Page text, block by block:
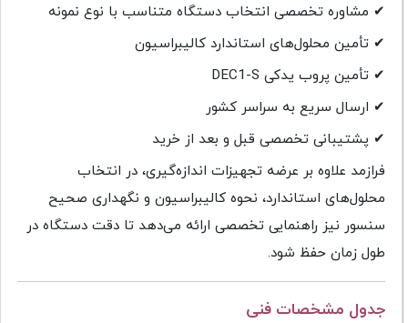
✔ مشاوره تخصصی انتخاب دستگاه متناسب با نوع نمونه
✔ تأمین محلول‌های استاندارد کالیبراسیون
✔ تأمین پروب یدکی DEC1-S
✔ ارسال سریع به سراسر کشور
✔ پشتیبانی تخصصی قبل و بعد از خرید
فرازمد علاوه بر عرضه تجهیزات اندازه‌گیری، در انتخاب
محلول‌های استاندارد، نحوه کالیبراسیون و نگهداری صحیح
سنسور نیز راهنمایی تخصصی ارائه می‌دهد تا دقت دستگاه در
طول زمان حفظ شود.
جدول مشخصات فنی